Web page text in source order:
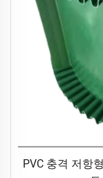
PVC 충격 저항